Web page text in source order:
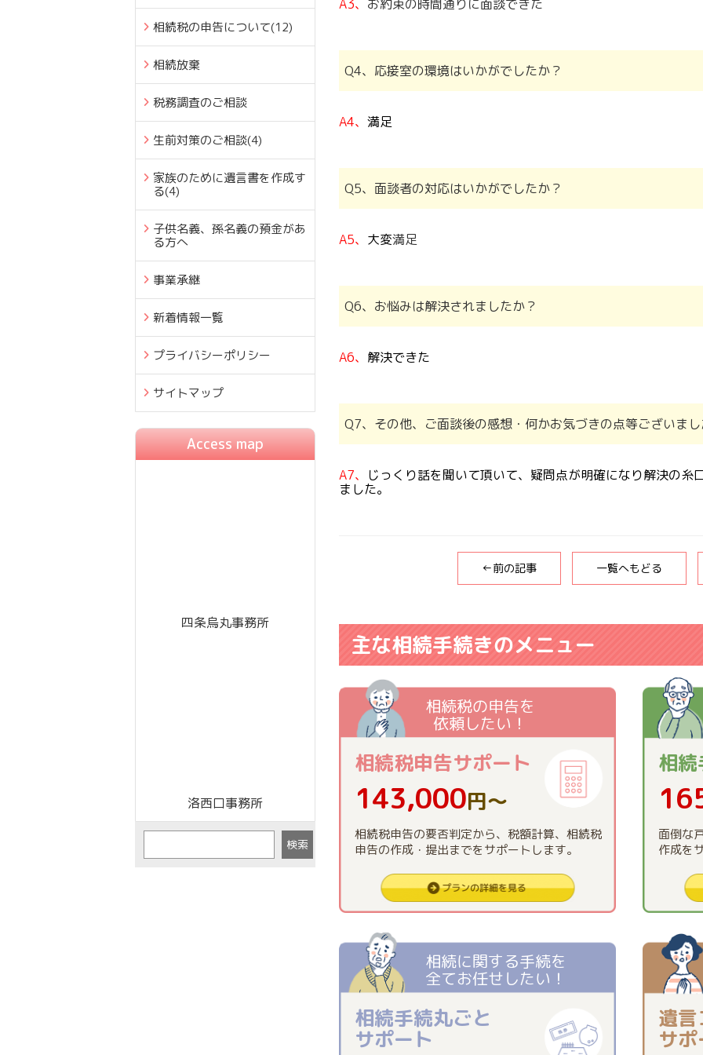
A3、 お約束の時間通りに面談できた
Q4、応接室の環境はいかがでしたか？
A4、 満足
Q5、面談者の対応はいかがでしたか？
A5、 大変満足
Q6、お悩みは解決されましたか？
A6、 解決できた
Q7、その他、ご面談後の感想・何かお気づきの点等ございま
A7、
じっくり話を聞いて頂いて、疑問点が明確になり解決の糸
ました。
←前の記事 一覧へもどる
主な相続手続きのメニュー
相続税の申告を
依頼したい！
相続税申告サポート
143,000円〜
相続税申告の要否判定から、税額計算、相続税
申告の作成・提出までをサポートします。
相
面倒な
作成を
相続に関する手続を
全てお任せしたい！
相続手続丸ごと
サポート
遺
サ
相続税の申告について(12)
相続放棄
税務調査のご相談
生前対策のご相談(4)
家族のために遺言書を作成す
る(4)
子供名義、孫名義の預金があ
る方へ
事業承継
新着情報一覧
プライバシーポリシー
サイトマップ
Access map
四条烏丸事務所
洛西口事務所
検索